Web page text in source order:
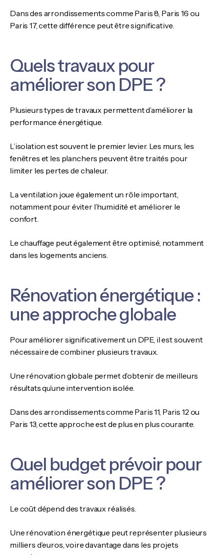
Dans des arrondissements comme Paris 8, Paris 16 ou
Paris 17, cette différence peut être significative.
Quels travaux pour
améliorer son DPE ?
Plusieurs types de travaux permettent d’améliorer la
performance énergétique.
L’isolation est souvent le premier levier. Les murs, les
fenêtres et les planchers peuvent être traités pour
limiter les pertes de chaleur.
La ventilation joue également un rôle important,
notamment pour éviter l’humidité et améliorer le
confort.
Le chauffage peut également être optimisé, notamment
dans les logements anciens.
Rénovation énergétique :
une approche globale
Pour améliorer significativement un DPE, il est souvent
nécessaire de combiner plusieurs travaux.
Une rénovation globale permet d’obtenir de meilleurs
résultats qu’une intervention isolée.
Dans des arrondissements comme Paris 11, Paris 12 ou
Paris 13, cette approche est de plus en plus courante.
Quel budget prévoir pour
améliorer son DPE ?
Le coût dépend des travaux réalisés.
Une rénovation énergétique peut représenter plusieurs
milliers d’euros, voire davantage dans les projets